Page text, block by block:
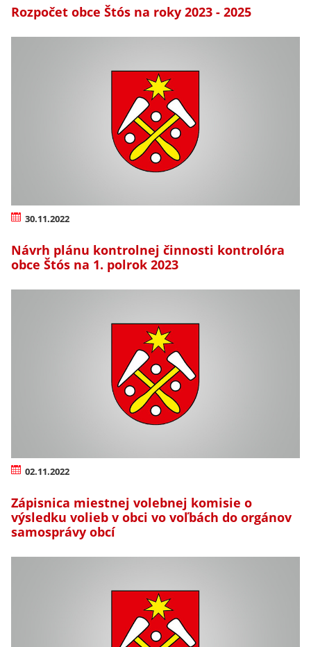
Rozpočet obce Štós na roky 2023 - 2025
30.11.2022
Návrh plánu kontrolnej činnosti kontrolóra
obce Štós na 1. polrok 2023
02.11.2022
Zápisnica miestnej volebnej komisie o
výsledku volieb v obci vo voľbách do orgánov
samosprávy obcí